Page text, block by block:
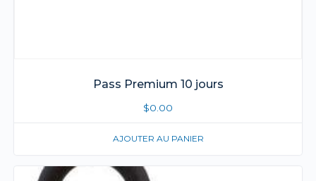
Pass Premium 10 jours
$0.00
AJOUTER AU PANIER